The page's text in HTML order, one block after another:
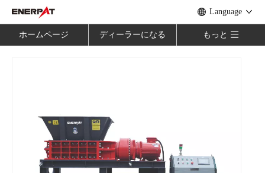
Language
ホームページ ディーラーになる もっと